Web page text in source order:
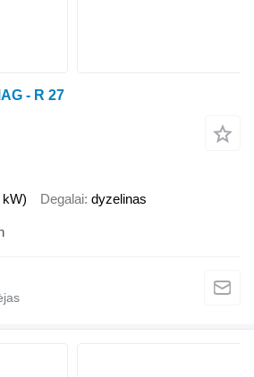
- R 27
kW) Degalai dyzelinas